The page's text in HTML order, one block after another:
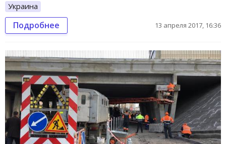
Украина
Подробнее 13 апреля 2017, 16:36